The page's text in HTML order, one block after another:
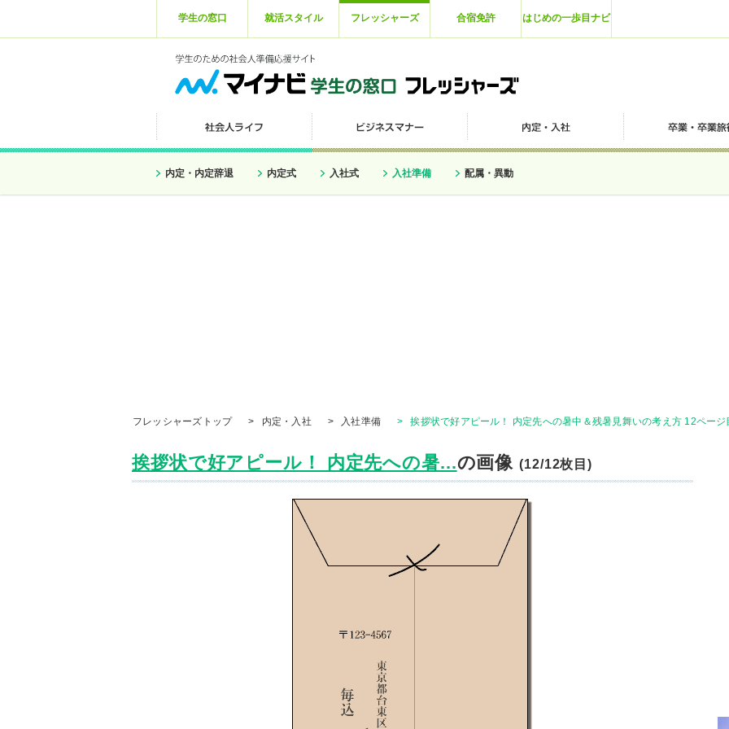
学生の窓口 就活スタイル フレッシャーズ 合宿免許 はじめの一歩目ナビ
内定・内定辞退 内定式 入社式 入社準備 配属・異動
フレッシャーズトップ > 内定・入社 > 入社準備 > 挨拶状で好アピール！ 内定先への暑中＆残暑見舞いの考え方 12ページ
挨拶状で好アピール！ 内定先への暑...の画像(12/12枚目)